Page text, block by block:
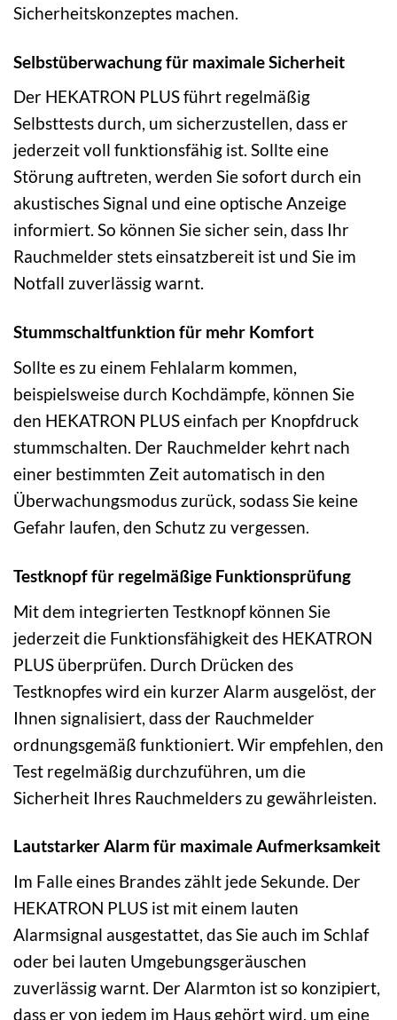
Sicherheitskonzeptes machen.
Selbstüberwachung für maximale Sicherheit
Der HEKATRON PLUS führt regelmäßig
Selbsttests durch, um sicherzustellen, dass er
jederzeit voll funktionsfähig ist. Sollte eine
Störung auftreten, werden Sie sofort durch ein
akustisches Signal und eine optische Anzeige
informiert. So können Sie sicher sein, dass Ihr
Rauchmelder stets einsatzbereit ist und Sie im
Notfall zuverlässig warnt.
Stummschaltfunktion für mehr Komfort
Sollte es zu einem Fehlalarm kommen,
beispielsweise durch Kochdämpfe, können Sie
den HEKATRON PLUS einfach per Knopfdruck
stummschalten. Der Rauchmelder kehrt nach
einer bestimmten Zeit automatisch in den
Überwachungsmodus zurück, sodass Sie keine
Gefahr laufen, den Schutz zu vergessen.
Testknopf für regelmäßige Funktionsprüfung
Mit dem integrierten Testknopf können Sie
jederzeit die Funktionsfähigkeit des HEKATRON
PLUS überprüfen. Durch Drücken des
Testknopfes wird ein kurzer Alarm ausgelöst, der
Ihnen signalisiert, dass der Rauchmelder
ordnungsgemäß funktioniert. Wir empfehlen, den
Test regelmäßig durchzuführen, um die
Sicherheit Ihres Rauchmelders zu gewährleisten.
Lautstarker Alarm für maximale Aufmerksamkeit
Im Falle eines Brandes zählt jede Sekunde. Der
HEKATRON PLUS ist mit einem lauten
Alarmsignal ausgestattet, das Sie auch im Schlaf
oder bei lauten Umgebungsgeräuschen
zuverlässig warnt. Der Alarmton ist so konzipiert,
dass er von jedem im Haus gehört wird, um eine